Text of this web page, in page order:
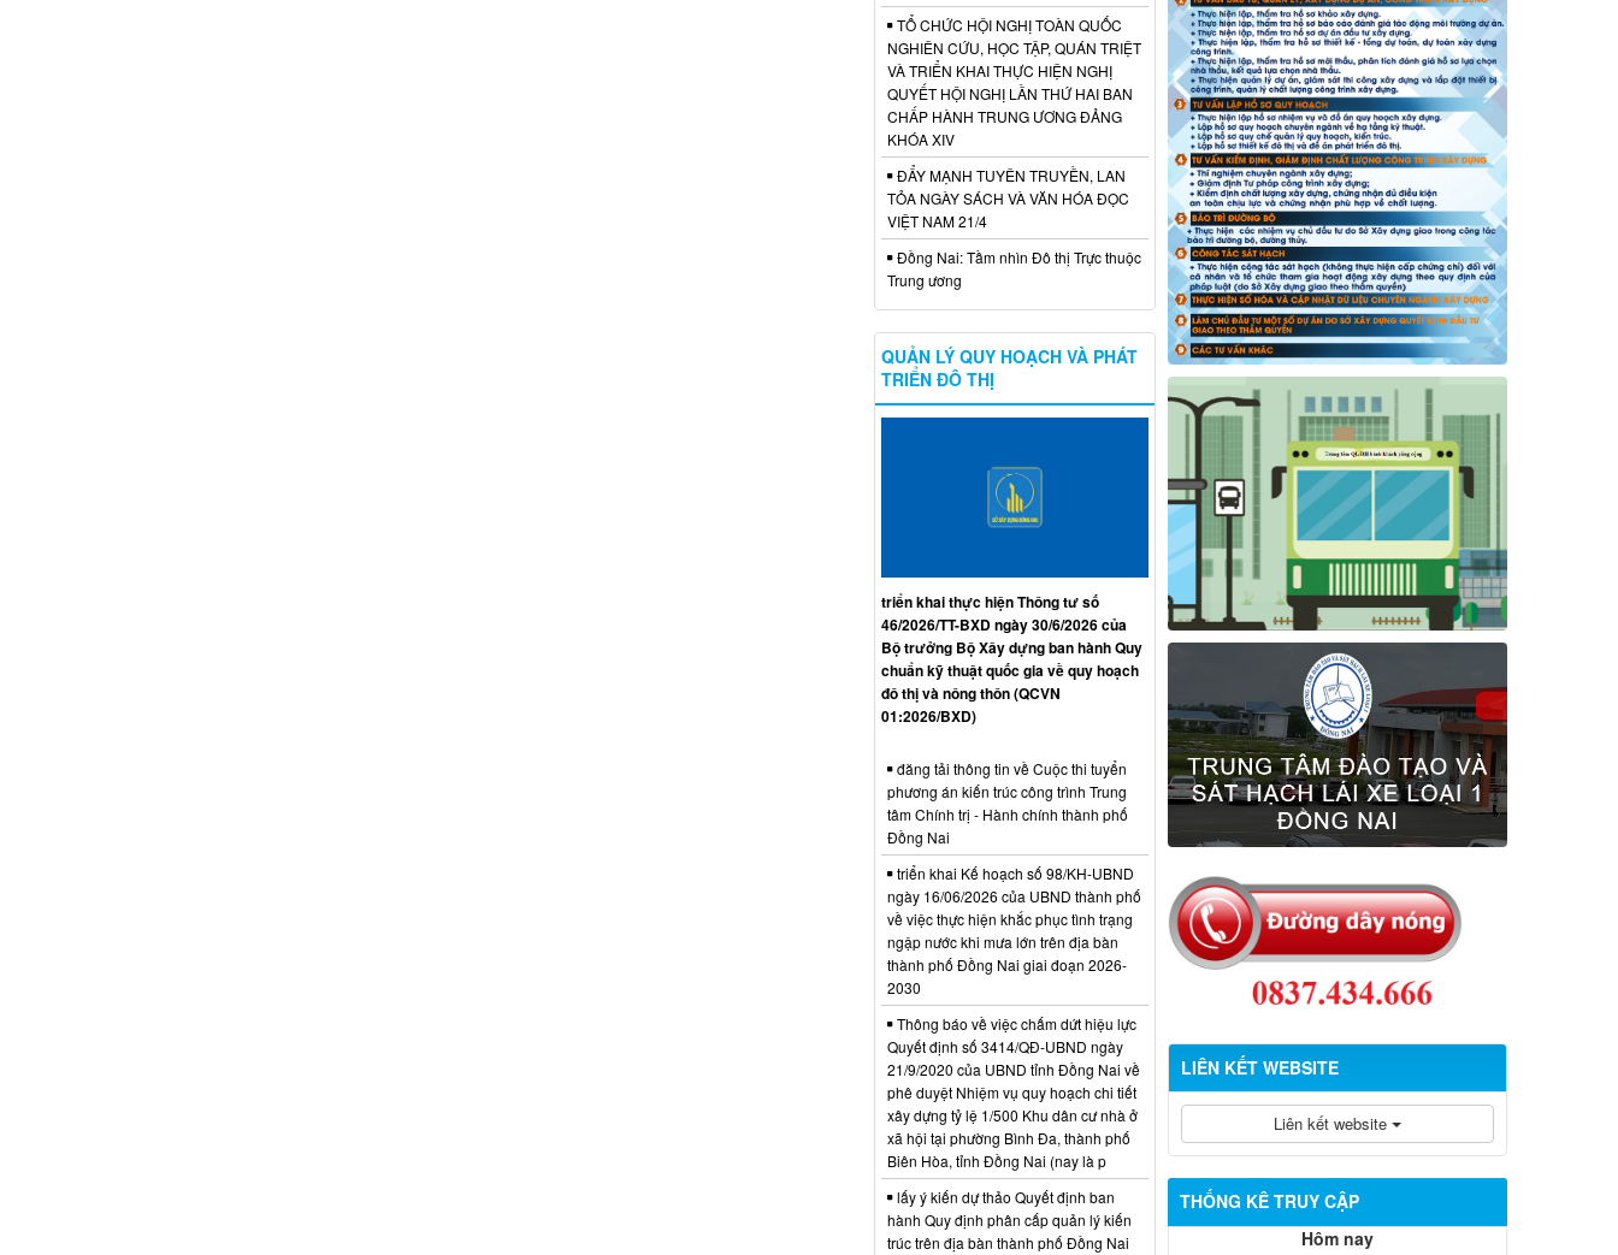
LIÊN KẾT WEBSITE
Liên kết website
THỐNG KÊ TRUY CẬP
Hôm nay
TỔ CHỨC HỘI NGHỊ TOÀN QUỐC
NGHIÊN CỨU, HỌC TẬP, QUÁN TRIỆT
VÀ TRIỂN KHAI THỰC HIỆN NGHỊ
QUYẾT HỘI NGHỊ LẦN THỨ HAI BAN
CHẤP HÀNH TRUNG ƯƠNG ĐẢNG
KHÓA XIV
ĐẨY MẠNH TUYÊN TRUYỀN, LAN
TỎA NGÀY SÁCH VÀ VĂN HÓA ĐỌC
VIỆT NAM 21/4
Đồng Nai: Tầm nhìn Đô thị Trực thuộc
Trung ương
QUẢN LÝ QUY HOẠCH VÀ PHÁT
TRIỂN ĐÔ THỊ
triển khai thực hiện Thông tư số
46/2026/TT-BXD ngày 30/6/2026 của
Bộ trưởng Bộ Xây dựng ban hành Quy
chuẩn kỹ thuật quốc gia về quy hoạch
đô thị và nông thôn (QCVN
01:2026/BXD)
đăng tải thông tin về Cuộc thi tuyển
phương án kiến trúc công trình Trung
tâm Chính trị - Hành chính thành phố
Đồng Nai
triển khai Kế hoạch số 98/KH-UBND
ngày 16/06/2026 của UBND thành phố
về việc thực hiện khắc phục tình trạng
ngập nước khi mưa lớn trên địa bàn
thành phố Đồng Nai giai đoạn 2026-
2030
Thông báo về việc chấm dứt hiệu lực
Quyết định số 3414/QĐ-UBND ngày
21/9/2020 của UBND tỉnh Đồng Nai về
phê duyệt Nhiệm vụ quy hoạch chi tiết
xây dựng tỷ lệ 1/500 Khu dân cư nhà ở
xã hội tại phường Bình Đa, thành phố
Biên Hòa, tỉnh Đồng Nai (nay là p
lấy ý kiến dự thảo Quyết định ban
hành Quy định phân cấp quản lý kiến
trúc trên địa bàn thành phố Đồng Nai